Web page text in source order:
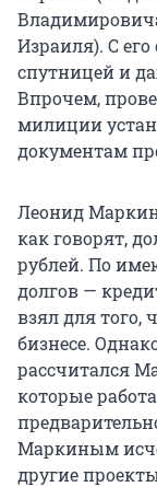
Израиля). С
спутницей и
Впрочем,
милиции
документам
Леонид Маркин
как говорят,
рублей. По
долгов —
взял для того,
бизнесе.
рассчитался
которые
Маркиным
другие